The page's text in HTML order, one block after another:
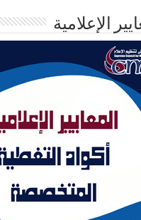
الإعلامية